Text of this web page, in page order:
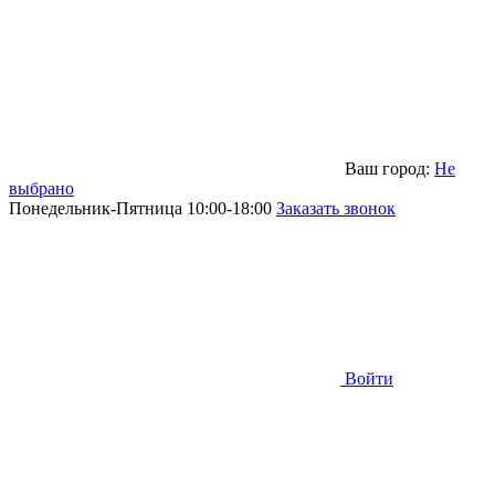
Ваш город: Не
выбрано
Понедельник-Пятница 10:00-18:00 Заказать звонок
Войти